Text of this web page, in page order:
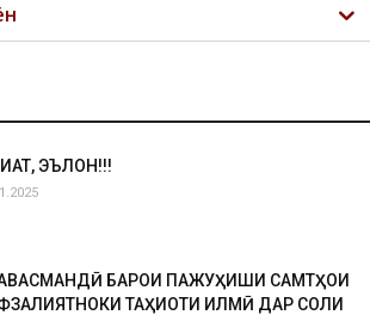
ЭЪЛОН!!!
БАРОИ ПАЖУҲИШИ САМТҲОИ
ТАҲҚИҚОТИ ИЛМӢ ДАР СОЛИ